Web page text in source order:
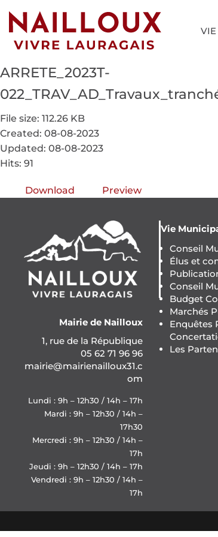
ARRETE_2023T-
File size: 112.26 KB
Created: 08-08-2023
Updated: 08-08-2023
Hits: 91
Download Preview
Mairie de Nailloux
1, rue de la République
05 62 71 96 96
mairie@mairienailloux31.c
om
Lundi : 9h – 12h30 / 14h – 17h
Mardi : 9h – 12h30 / 14h –
17h30
Mercredi : 9h – 12h30 / 14h –
17h
Jeudi : 9h – 12h30 / 14h – 17h
Vendredi : 9h – 12h30 / 14h –
17h
Vie
Conseil
Élus et
Conseil
Budget
Marchés
Enquêtes
Les